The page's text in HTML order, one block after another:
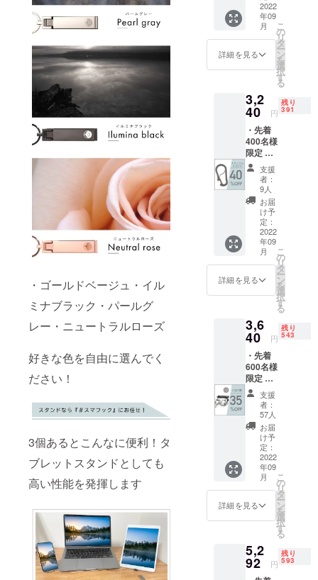
・ゴールドベージュ・イル
ミナブラック・パールグ
レー・ニュートラルローズ
好きな色を自由に選んでく
ださい！
3個あるとこんなに便利！タ
ブレットスタンドとしても
高い性能を発揮します
す。 ※
デザイ
ン・仕
様は変
更にな
す。ご
了承く
ださ
い。 ※
ご注文
状況、
使用部
材の供
給状
況、製
造工程
上の都
合等に
より出
荷時期
る場合
があり
からお
選びい
ただけ
ます。
※皆様の
率が向
上した
場合、
正規販
売価格
が販売
予定価
格より
下がる
可能性
もござ
いま
す。 ※
デザイ
ン・仕
様は変
更にな
す。ご
了承く
ださ
い。 ※
ご注文
状況、
使用部
材の供
給状
況、製
造工程
上の都
合等に
より出
荷時期
る場合
があり
定価
格：
2,800円
(税込)
・割引
率は税
込予定
格
(2,800
円)に対
するも
ので
す。 ・
※価格は
消費税
込・送
料込で
す。 ※
色は4色
からお
選びい
ただけ
ます。
※皆様の
率が向
上した
場合、
正規販
売価格
が販売
予定価
格より
下がる
可能性
もござ
いま
す。 ※
デザイ
ン・仕
様は変
更にな
す。ご
了承く
ださ
2022
年09
月
詳細を見る
こ
の
リ
タ
ー
ン
を
選
択
す
る
3,2
40 円
残り
391
・先着
400名様
限定 ・
チタニ
ウムカ
ラビナ
× 1点 ・
一般販
売予定
価格：
5,400円
(税込)
・割引
率は税
込予定
販売価
(5,400
円)に対
するも
ので
す。 ・
※価格は
消費税
込・送
料込で
す。 ※
皆様の
ご支援
により
量産効
率が向
上した
場合、
予定価
格より
下がる
支援
者：
9人
お届
け予
定：
2022
年09
月
詳細を見る
こ
の
リ
タ
ー
ン
を
選
択
す
る
3,6
40 円
残り
543
・先着
600名様
限定 ・
smarth
ook #ス
マフッ
ク × 2点
・一般
販売予
定価
格：
5,600円
(税込)
・割引
率は税
込予定
格
(5,600
円)に対
支援
者：
57人
お届
け予
定：
2022
年09
月
詳細を見る
こ
の
リ
タ
ー
ン
を
選
択
す
る
5,2
92 円
残り
593